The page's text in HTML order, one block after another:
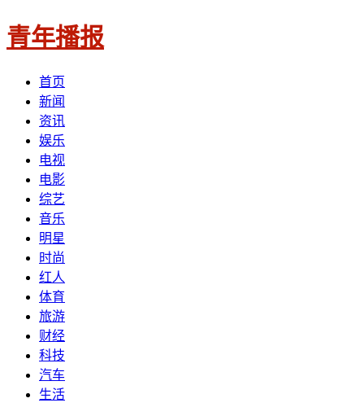
青年播报
首页
新闻
资讯
娱乐
电视
电影
综艺
音乐
明星
时尚
红人
体育
旅游
财经
科技
汽车
生活